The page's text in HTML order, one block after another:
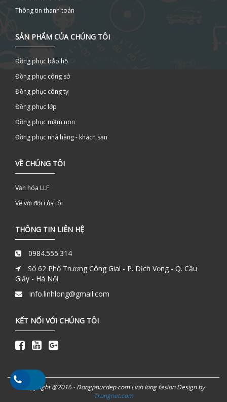
Thông tin thanh toán
SẢN PHẨM CỦA CHÚNG TÔI
Đồng phục bảo hộ
Đồng phục công sở
Đồng phục công ty
Đồng phục lớp
Đồng phục mầm non
Đồng phục nhà hàng - khách sạn
VỀ CHÚNG TÔI
Văn hóa LLF
Về với đội của tôi
THÔNG TIN LIÊN HỆ
0984.555.314
Số 62 Phố Trương Công Giai - P. Dịch Vọng - Q. Cầu
Giấy - Hà Nội
info.linhlong@gmail.com
KẾT NỐI VỚI CHÚNG TÔI
Copyright @2016 - Dongphucdep.com Linh long fasion Design by
Trungnet.com